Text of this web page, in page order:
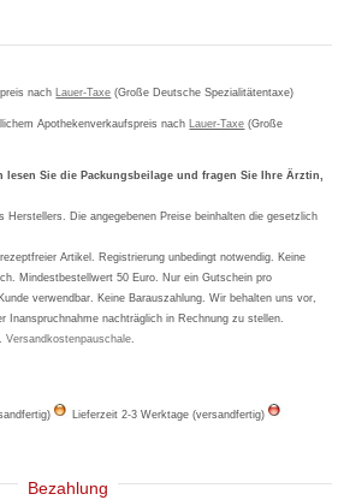
nach Lauer-Taxe (Große Deutsche Spezialitätentaxe)
Apothekenverkaufspreis nach Lauer-Taxe (Große
lesen Sie die Packungsbeilage und fragen Sie Ihre Ärztin,
Herstellers. Die angegebenen Preise beinhalten die gesetzlich
Artikel. Registrierung unbedingt notwendig. Keine
Mindestbestellwert 50 Euro. Nur ein Gutschein pro
verwendbar. Keine Barauszahlung. Wir behalten uns vor,
Inanspruchnahme nachträglich in Rechnung zu stellen.
Versandkostenpauschale.
Lieferzeit 2-3 Werktage (versandfertig)
Bezahlung